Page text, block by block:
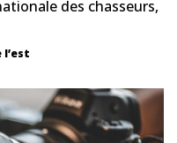
des chasseurs,
l’est